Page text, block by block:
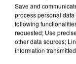
DE SOLIDARITÉ
Save and
process personal
following
requested; Use
other data sources;
information